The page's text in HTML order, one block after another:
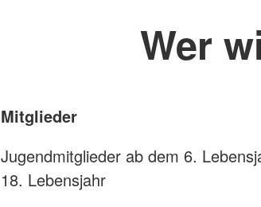
Wer
Mitglieder
Jugendmitglieder ab dem 6.
18. Lebensjahr